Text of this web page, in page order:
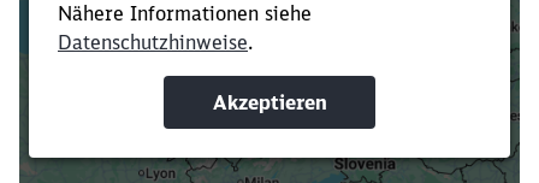
Verkürze die Ladezeit, indem du Suchbegriffe
oder Filter hinzufügst.
Suchbegriffe eingeben